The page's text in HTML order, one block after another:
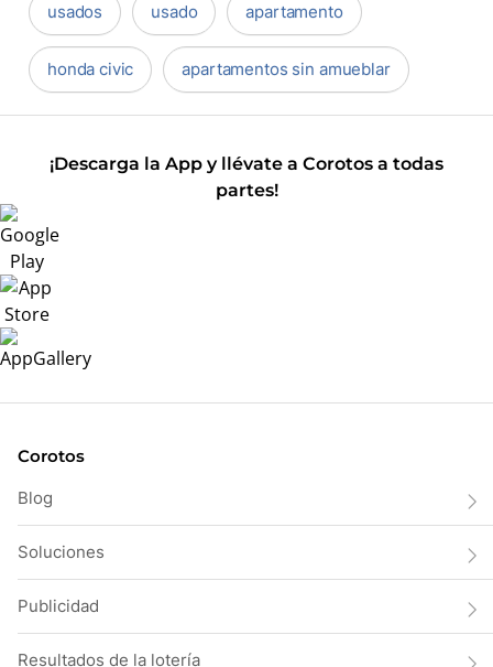
usados usado apartamento
honda civic apartamentos sin amueblar
¡Descarga la App y llévate a Corotos a todas
partes!
Corotos
Blog
Soluciones
Publicidad
Resultados de la lotería